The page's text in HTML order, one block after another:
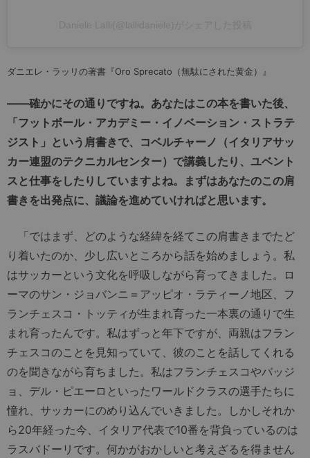
ダニエレ・ラッリの著書『Oro Sprecato（無駄にされた黄金）』
――確かにその通りですね。あなたはこの本を書いた後、
「フットボール・アカデミー・イノベーション・ストラテ
ジスト」という肩書きで、コベルチャーノ（イタリアサッ
カー連盟のテクニカルセンター）で講義したり、ユベント
スと仕事をしたりしていますよね。まずはあなたのこの肩
書きを出発点に、議論を進めていければと思います。
「ではまず、どのような経緯を経てこの肩書きまでたど
り着いたのか、少し広いところから話を始めましょう。私
はサッカーという文化を呼吸しながら育ってきました。ロ
ーマのサン・ジョバンニ＝アッピオ・ラティーノ地区、フ
ランチェスコ・トッティが生まれ育った一本裏の通りで生
まれ育ったんです。私はずっと年下ですが、両親はフラン
チェスコのことを見知っていて、彼のことを話してくれる
のを聞きながら育ちました。私はフランチェスコやバッジ
ョ、デル・ピエーロといったワールドクラスの選手たちに
憧れ、サッカーにのめり込んでいきました。しかしそれか
ら20年経った今、イタリア代表で10番を背負っているのは
ラスバドーリです。何かがおかしいと考えざるを得ません